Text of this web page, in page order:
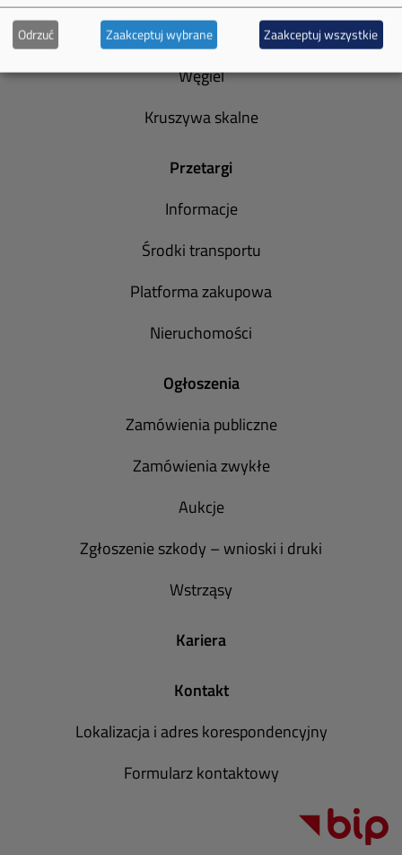
Oferta
Węgiel
Kruszywa skalne
Przetargi
Informacje
Środki transportu
Platforma zakupowa
Nieruchomości
Ogłoszenia
Zamówienia publiczne
Zamówienia zwykłe
Aukcje
Zgłoszenie szkody – wnioski i druki
Wstrząsy
Kariera
Kontakt
Lokalizacja i adres korespondencyjny
Formularz kontaktowy
Odrzuć Zaakceptuj wybrane Zaakceptuj wszystkie